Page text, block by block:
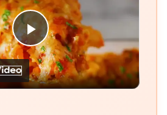
Play
Video